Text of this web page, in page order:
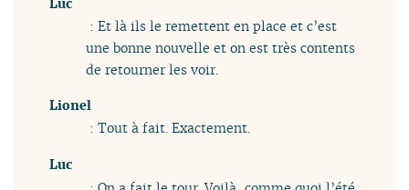
: Et là ils le remettent en place et c’est
une bonne nouvelle et on est très contents
de retourner les voir.
Lionel
: Tout à fait. Exactement.
Luc